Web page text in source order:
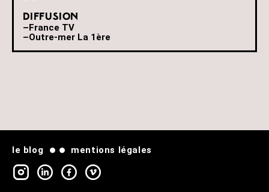
Diffusion
–France TV
–Outre-mer La 1ère
le blog mentions légales